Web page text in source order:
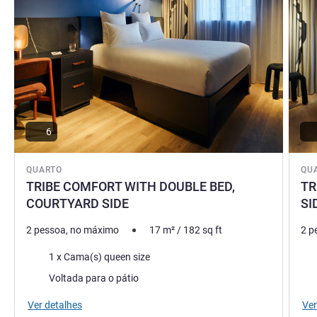
QUARTO
TRIBE COMFORT WITH DOUBLE BED,
COURTYARD SIDE
6
2 pessoa, no máximo 17 m²/ 182sq ft
Roupa de cama
1 x Cama(s) queen size
Vistas:Voltada para o pátio
Ver detalhes
2